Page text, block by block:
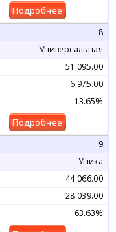
Подробнее
8
Универсальная
51 095.00
6 975.00
13.65%
Подробнее
9
Уника
44 066.00
28 039.00
63.63%